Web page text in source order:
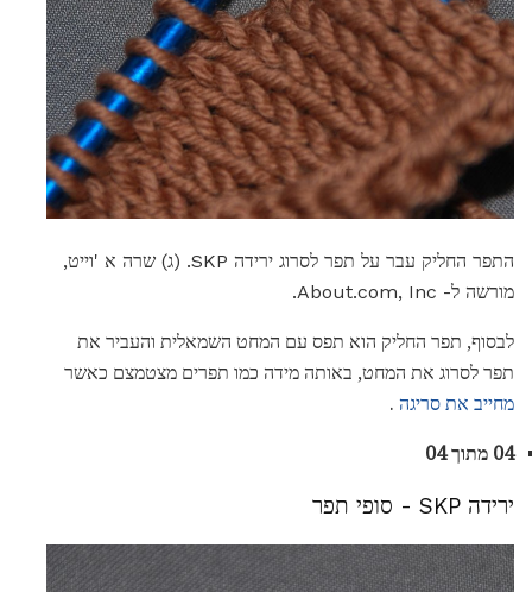
התפר החליק עבר על תפר לסרוג ירידה SKP. (ג) שרה א 'וייט,
מורשה ל- About.com, Inc.
לבסוף, תפר החליק הוא תפס עם המחט השמאלית והעביר את
תפר לסרוג את המחט, באותה מידה כמו תפרים מצטמצם כאשר
מחייב את סריגה .
04 מתוך 04
ירידה SKP - סופי תפר